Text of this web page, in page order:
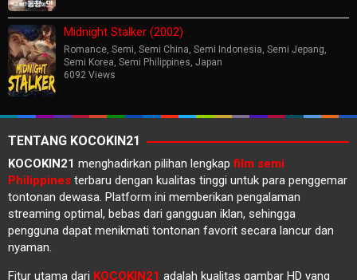
Midnight Stalker (2002)
Romance, Semi, Semi China, Semi Indonesia, Semi Jepang,
Semi Korea, Semi Philippines, Japan
6092 Views
TENTANG KOCOKIN21
KOCOKIN21 menghadirkan pilihan lengkapfilm semi
Philippines terbaru dengan kualitas tinggi untuk para penggemar
tontonan dewasa. Platform ini memberikan pengalaman
streaming optimal, bebas dari gangguan iklan, sehingga
pengguna dapat menikmati tontonan favorit secara lancur dan
nyaman.
Fitur utama dari KOCOKIN21 adalah kualitas gambar HD yang